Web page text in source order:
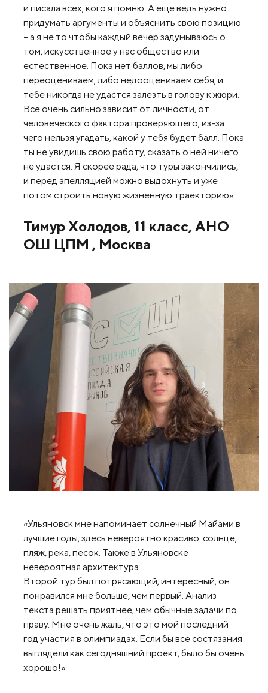
и писала всех, кого я помню. А еще ведь нужно
придумать аргументы и объяснить свою позицию
– а я не то чтобы каждый вечер задумываюсь о
том, искусственное у нас общество или
естественное. Пока нет баллов, мы либо
переоцениваем, либо недооцениваем себя, и
тебе никогда не удастся залезть в голову к жюри.
Все очень сильно зависит от личности, от
человеческого фактора проверяющего, из-за
чего нельзя угадать, какой у тебя будет балл. Пока
ты не увидишь свою работу, сказать о ней ничего
не удастся. Я скорее рада, что туры закончились,
и перед апелляцией можно выдохнуть и уже
потом строить новую жизненную траекторию»
Тимур Холодов, 11 класс, АНО
ОШ ЦПМ , Москва
«Ульяновск мне напоминает солнечный Майами в
лучшие годы, здесь невероятно красиво: солнце,
пляж, река, песок. Также в Ульяновске
невероятная архитектура.
Второй тур был потрясающий, интересный, он
понравился мне больше, чем первый. Анализ
текста решать приятнее, чем обычные задачи по
праву. Мне очень жаль, что это мой последний
год участия в олимпиадах. Если бы все состязания
выглядели как сегодняшний проект, было бы очень
хорошо!»